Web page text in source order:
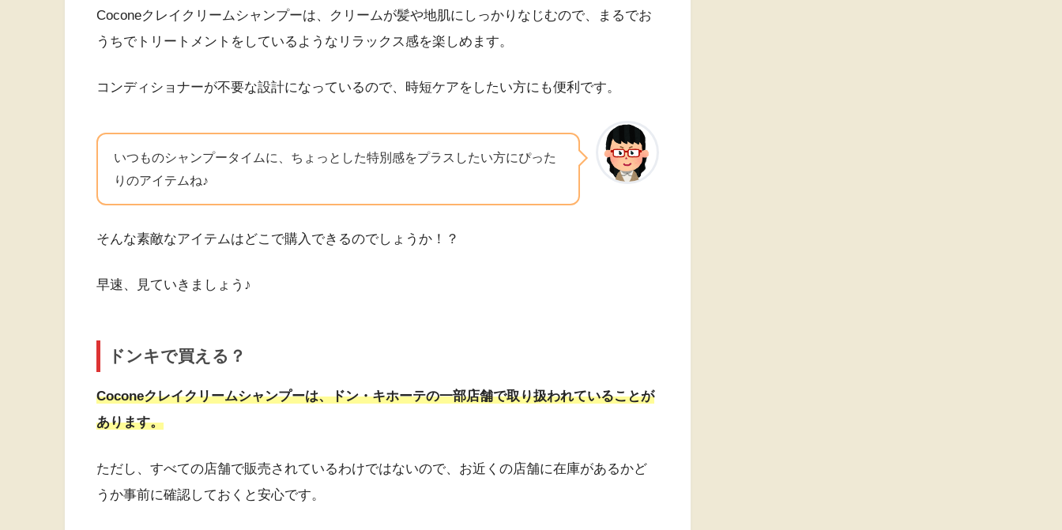
Coconeクレイクリームシャンプーは、クリームが髪や地肌にしっかりなじむので、まるでお
うちでトリートメントをしているようなリラックス感を楽しめます。
コンディショナーが不要な設計になっているので、時短ケアをしたい方にも便利です。
いつものシャンプータイムに、ちょっとした特別感をプラスしたい方にぴった
りのアイテムね♪
そんな素敵なアイテムはどこで購入できるのでしょうか！？
早速、見ていきましょう♪
ドンキで買える？
Coconeクレイクリームシャンプーは、ドン・キホーテの一部店舗で取り扱われていることが
あります。
ただし、すべての店舗で販売されているわけではないので、お近くの店舗に在庫があるかど
うか事前に確認しておくと安心です。